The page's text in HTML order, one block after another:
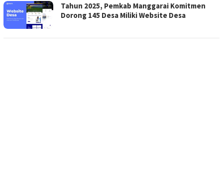
Tahun 2025, Pemkab Manggarai Komitmen
Dorong 145 Desa Miliki Website Desa